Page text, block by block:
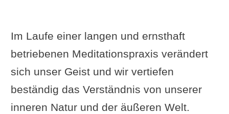
Im Laufe einer langen und ernsthaft
betriebenen Meditationspraxis verändert
sich unser Geist und wir vertiefen
beständig das Verständnis von unserer
inneren Natur und der äußeren Welt.